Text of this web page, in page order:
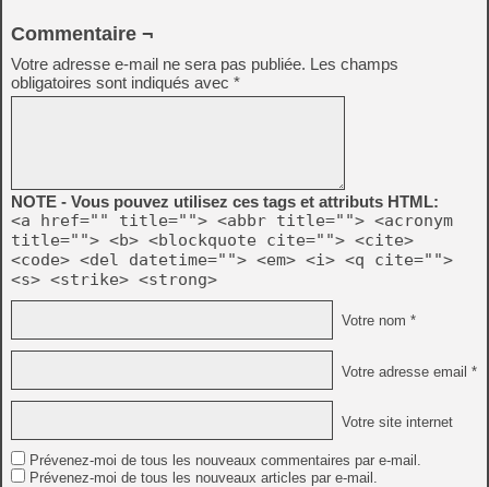
Commentaire ¬
Votre adresse e-mail ne sera pas publiée. Les champs
obligatoires sont indiqués avec *
NOTE - Vous pouvez utilisez ces tags et attributs HTML:
<a href="" title=""> <abbr title=""> <acronym
title=""> <b> <blockquote cite=""> <cite>
<code> <del datetime=""> <em> <i> <q cite="">
<s> <strike> <strong>
Votre nom *
Votre adresse email *
Votre site internet
Prévenez-moi de tous les nouveaux commentaires par e-mail.
Prévenez-moi de tous les nouveaux articles par e-mail.